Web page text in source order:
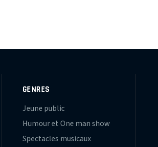
GENRES
Jeune public
Humour et One man show
Spectacles musicaux